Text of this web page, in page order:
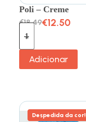
Poli – Creme
€18.49€12.50
Adicionar
Despedida da cor!